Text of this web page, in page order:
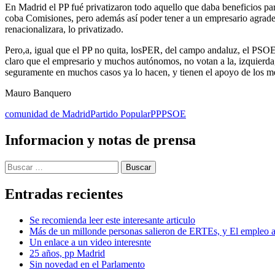
En Madrid el PP fué privatizaron todo aquello que daba beneficios
coba Comisiones, pero además así poder tener a un empresario
renacionalizara, lo privatizado.
Pero,a, igual que el PP no quita, losPER, del campo andaluz, el
claro que el empresario y muchos autónomos, no votan a la,
seguramente en muchos casos ya lo hacen, y tienen el apoyo de los
Mauro Banquero
comunidad de MadridPartido PopularPPPSOE
Informacion y notas de prensa
Buscar:
Entradas recientes
Se recomienda leer este interesante articulo
Más de un millonde personas salieron de ERTEs, y El empleo
Un enlace a un video interesnte
25 años, pp Madrid
Sin novedad en el Parlamento